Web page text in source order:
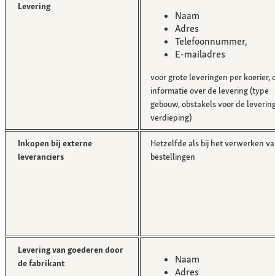
Levering
Naam
Adres
Telefoonnummer,
E-mailadres
voor grote leveringen per koerier,
informatie over de levering (type
gebouw, obstakels voor de
verdieping)
Inkopen bij externe
leveranciers
Hetzelfde als bij het verwerken
bestellingen
Levering van goederen door
de fabrikant
Naam
Adres